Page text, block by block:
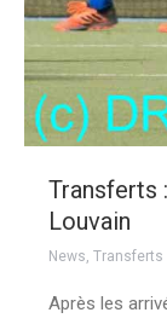
Transferts
Louvain
News, Transferts
Après les